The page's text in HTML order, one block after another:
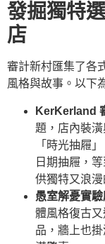
發掘獨特
店
審計新村匯集了各
風格與故事。以下
KerKerland
題，店內裝
「時光抽屜
日期抽屜，
供獨特又浪漫
愚室解憂實驗
體風格復古
品，牆上也